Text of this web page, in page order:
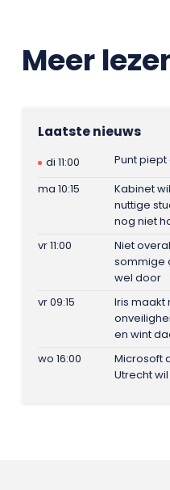
Meer
Laatste nieuws
di 11:00
Punt
ma 10:15
Kabinet
nuttige
nog niet
vr 11:00
Niet
sommige
wel door
vr 09:15
Iris maakt
en wint
wo 16:00
Microsoft
Utrecht